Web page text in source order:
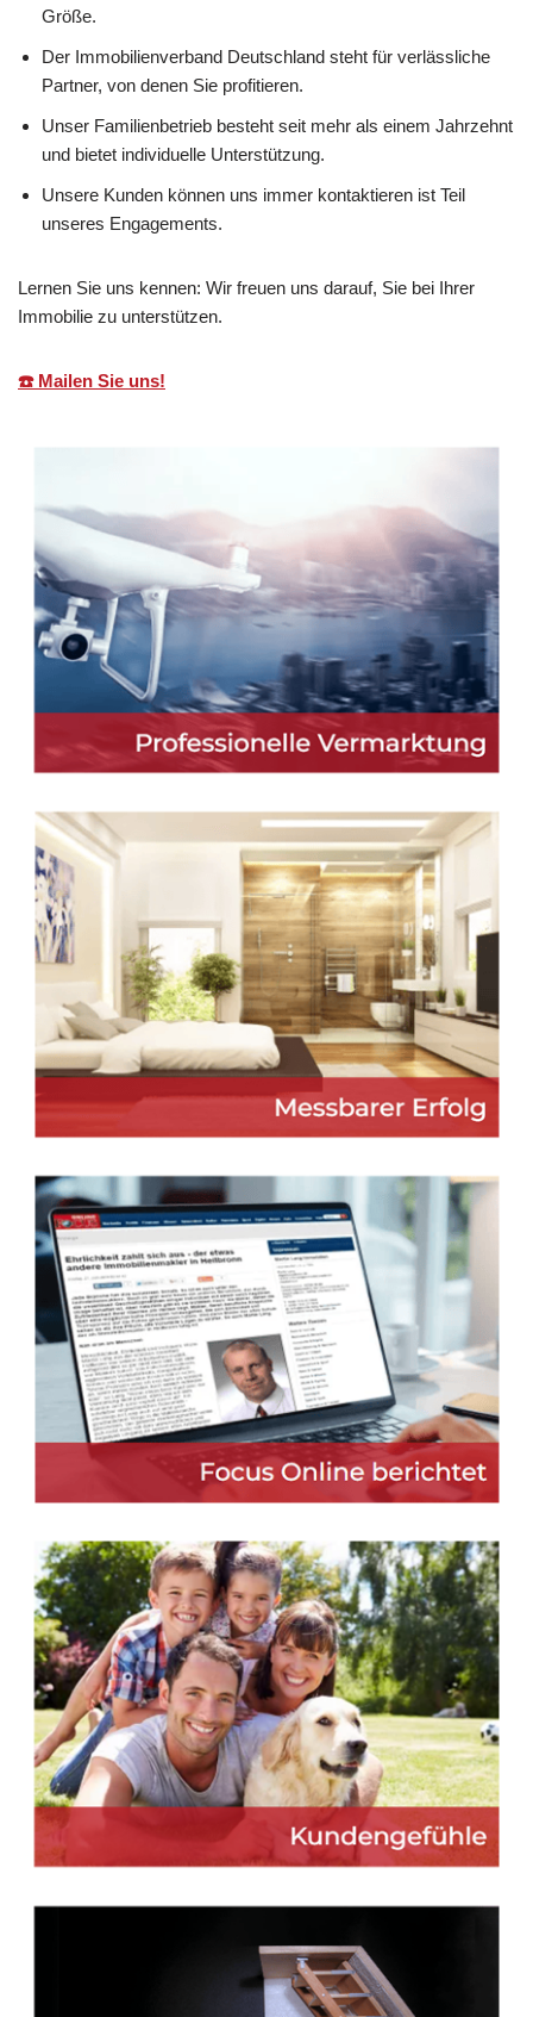
Größe.
Der Immobilienverband Deutschland steht für verlässliche
Partner, von denen Sie profitieren.
Unser Familienbetrieb besteht seit mehr als einem Jahrzehnt
und bietet individuelle Unterstützung.
Unsere Kunden können uns immer kontaktieren ist Teil
unseres Engagements.
Lernen Sie uns kennen: Wir freuen uns darauf, Sie bei Ihrer
Immobilie zu unterstützen.
☎️ Mailen Sie uns!